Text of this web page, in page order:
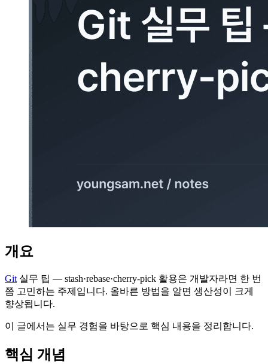
개요
Git 실무 팁 — stash·rebase·cherry-pick 활용은 개발자라면 한 번
쯤 고민하는 주제입니다. 올바른 방법을 알면 생산성이 크게
향상됩니다.
이 글에서는 실무 경험을 바탕으로 핵심 내용을 정리합니다.
핵심 개념